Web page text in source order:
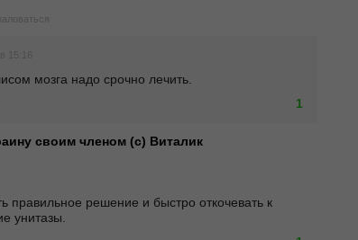
15:16
мозга надо срочно лечить.
1
своим членом (с) Виталик
правильное решение и быстро откочевать к
унитазы.